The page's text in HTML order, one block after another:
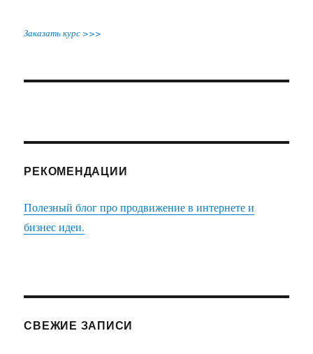
Заказать курс >>>
РЕКОМЕНДАЦИИ
Полезный блог про продвижение в интернете и
бизнес идеи.
СВЕЖИЕ ЗАПИСИ